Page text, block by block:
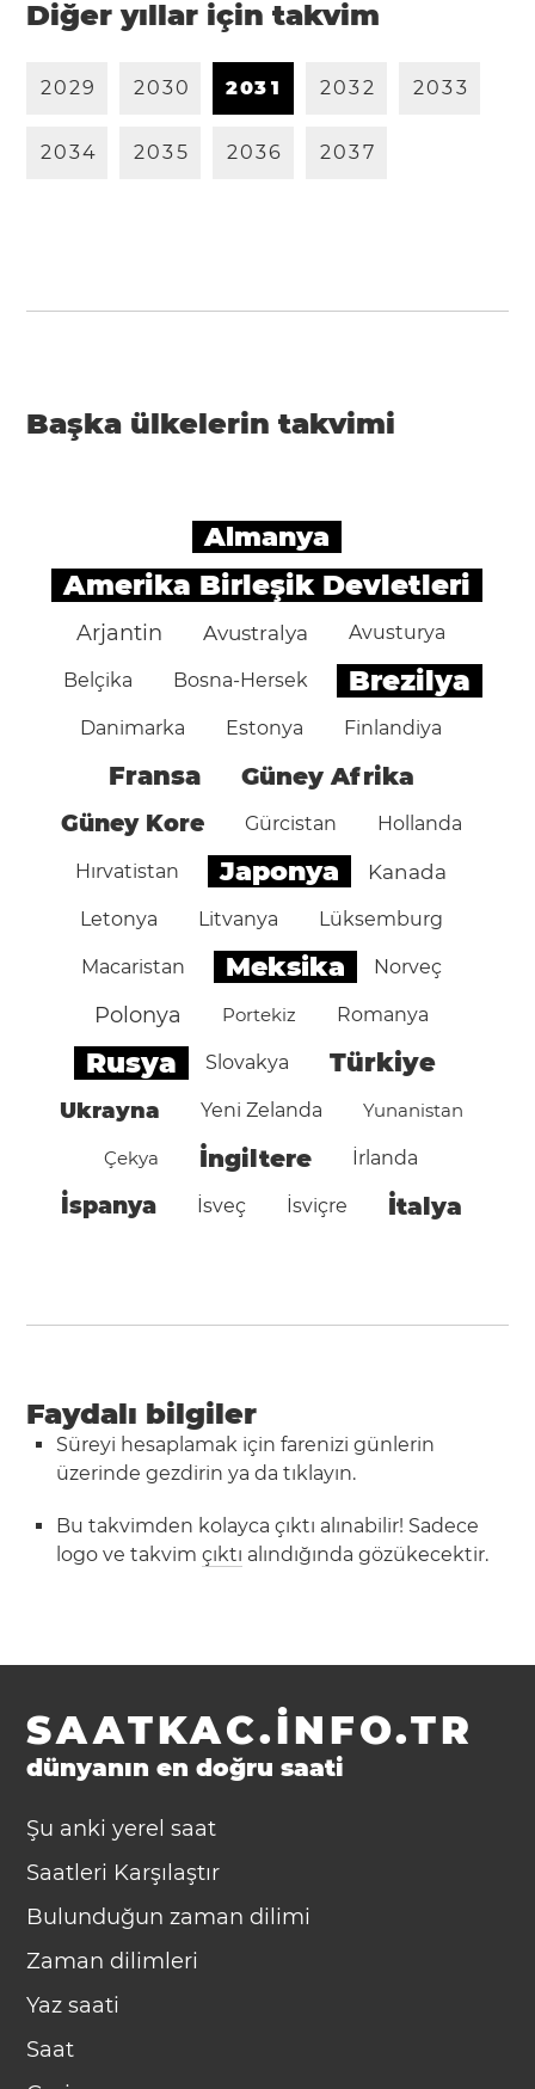
Diğer yıllar için takvim
2029 2030 203 1 2032 2033
2034 2035 2036 2037
Başka ülkelerin takvimi
Almanya
Amerika Birleşik Devletleri
Arjantin Avustralya Avusturya
Belçika Bosna-Hersek Brezilya
Danimarka Estonya Finlandiya
Fransa Güney Afrika
Güney Kore Gürcistan Hollanda
Hırvatistan Japonya Kanada
Letonya Litvanya Lüksemburg
Macaristan Meksika Norveç
Polonya Portekiz Romanya
Rusya Slovakya Türkiye
Ukrayna Yeni Zelanda Yunanistan
Çekya İngiltere İrlanda
İspanya İsveç İsviçre İtalya
Faydalı bilgiler
Süreyi hesaplamak için farenizi günlerin
üzerinde gezdirin ya da tıklayın.
Bu takvimden kolayca çıktı alınabilir! Sadece
logo ve takvimçıktı alındığında gözükecektir.
SAATKAC.INFO.TR
dünyanın en doğru saati
Şu anki yerel saat
Saatleri Karşılaştır
Bulunduğun zaman dilimi
Zaman dilimleri
Yaz saati
Saat